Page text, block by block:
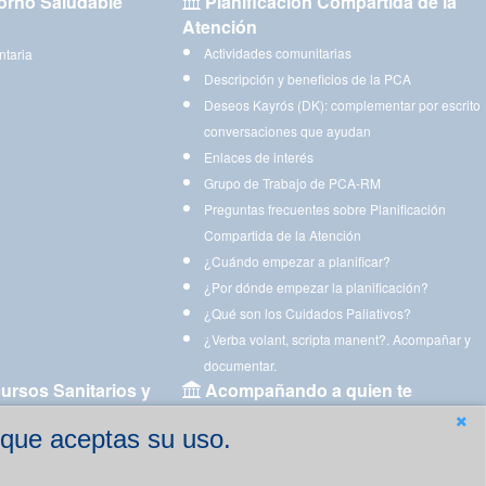
aceptas su uso.
Atención
Actividades comunitarias
Descripción y beneficios de la PCA
Deseos Kayrós (DK): complementar por escrito
conversaciones que ayudan
Enlaces de interés
Grupo de Trabajo de PCA-RM
Preguntas frecuentes sobre Planificación
Compartida de la Atención
¿Cuándo empezar a planificar?
¿Por dónde empezar la planificación?
¿Qué son los Cuidados Paliativos?
¿Verba volant, scripta manent?. Acompañar y
documentar.
Sanitarios y
Acompañando a quien te
Aplicaciones para descargar